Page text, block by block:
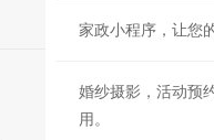
家政小程序，让您
婚纱摄影，活动预
用。